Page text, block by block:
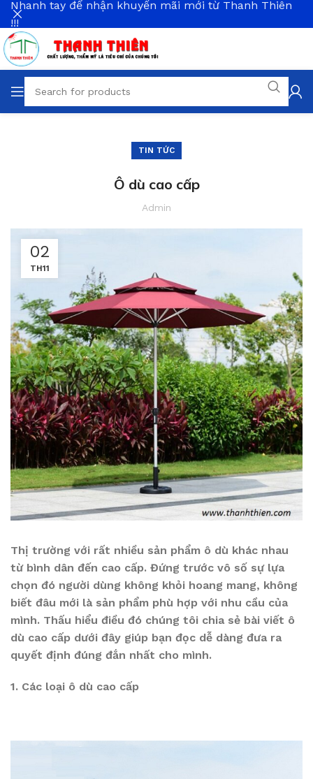
TIN TỨC
Ô dù cao cấp
Admin
02
TH11
Thị trường với rất nhiều sản phẩm ô dù khác nhau
từ bình dân đến cao cấp. Đứng trước vô số sự lựa
chọn đó người dùng không khỏi hoang mang, không
biết đâu mới là sản phẩm phù hợp với nhu cầu của
mình. Thấu hiểu điều đó chúng tôi chia sẻ bài viết ô
dù cao cấp dưới đây giúp bạn đọc dễ dàng đưa ra
quyết định đúng đắn nhất cho mình.
1. Các loại ô dù cao cấp
Nhanh tay để nhận khuyến mãi mới từ Thanh Thiên
!!!